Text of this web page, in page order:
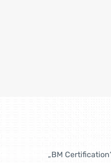
„BM